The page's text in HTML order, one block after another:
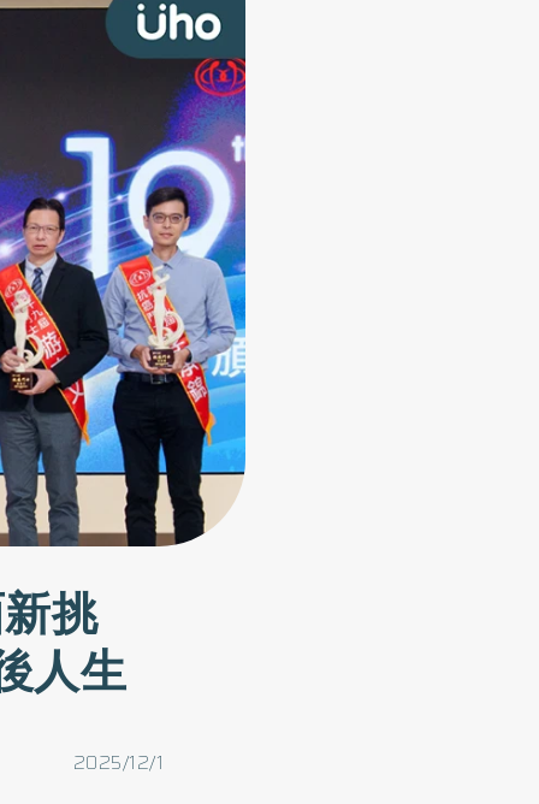
挑
人生
2025/12/1